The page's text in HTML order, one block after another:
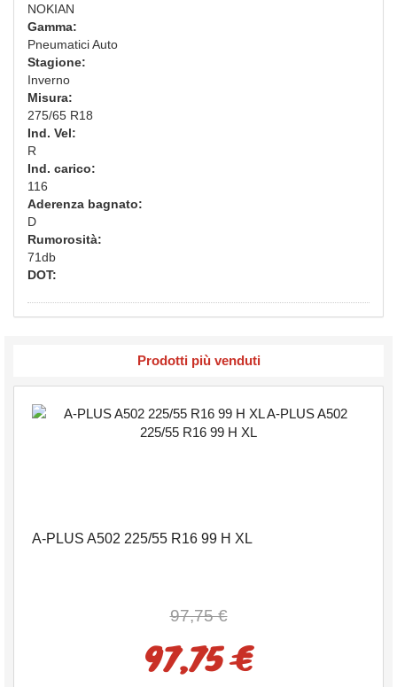
NOKIAN
Gamma:
Pneumatici Auto
Stagione:
Inverno
Misura:
275/65 R18
Ind. Vel:
R
Ind. carico:
116
Aderenza bagnato:
D
Rumorosità:
71db
DOT:
Prodotti più venduti
A-PLUS A502 225/55 R16 99 H XL
97,75 €
97,75 €